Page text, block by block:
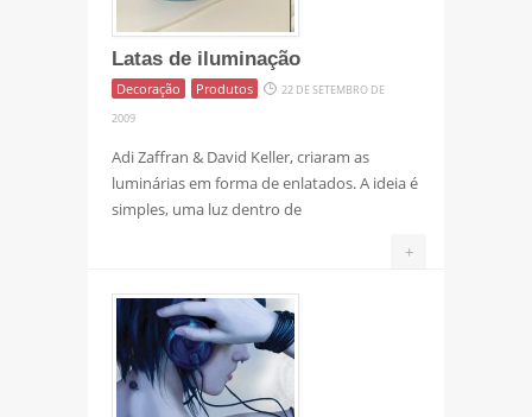
Latas de iluminação
Decoração Produtos
22 DE SETEMBRO DE
2009
Adi Zaffran & David Keller, criaram as
luminárias em forma de enlatados. A ideia é
simples, uma luz dentro de
+